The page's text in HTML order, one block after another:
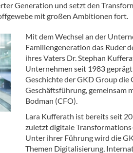
Generation und setzt den
mit großen Ambitionen fort.
Mit dem Wechsel an der
Familiengeneration das Ruder
ihres Vaters Dr. Stephan
Unternehmen seit 1983
Geschichte der GKD Group die
Geschäftsführung, gemeinsam
Bodman (CFO).
Lara Kufferath ist bereits seit
zuletzt digitale
Unter ihrer Führung wird die
Themen Digitalisierung,